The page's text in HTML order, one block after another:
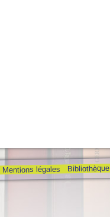
Mentions légales